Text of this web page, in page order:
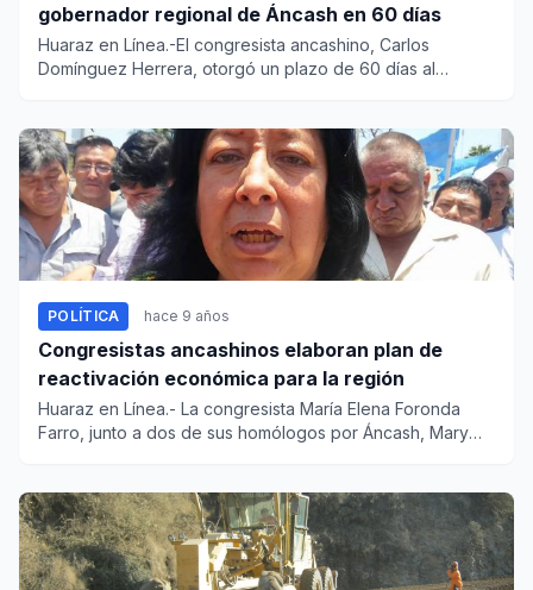
gobernador regional de Áncash en 60 días
Huaraz en Línea.-El congresista ancashino, Carlos
Domínguez Herrera, otorgó un plazo de 60 días al
POLÍTICA hace 9 años
Congresistas ancashinos elaboran plan de
reactivación económica para la región
Huaraz en Línea.- La congresista María Elena Foronda
Farro, junto a dos de sus homólogos por Áncash, Mary